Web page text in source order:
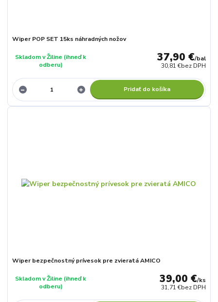
Wiper POP SET 15ks náhradných nožov
37,90 €/bal
30,81 €bez DPH
Skladom v Žiline (ihneď k
odberu)
Pridať do košíka
Wiper bezpečnostný prívesok pre zvieratá AMICO
39,00 €/ks
31,71 €bez DPH
Skladom v Žiline (ihneď k
odberu)